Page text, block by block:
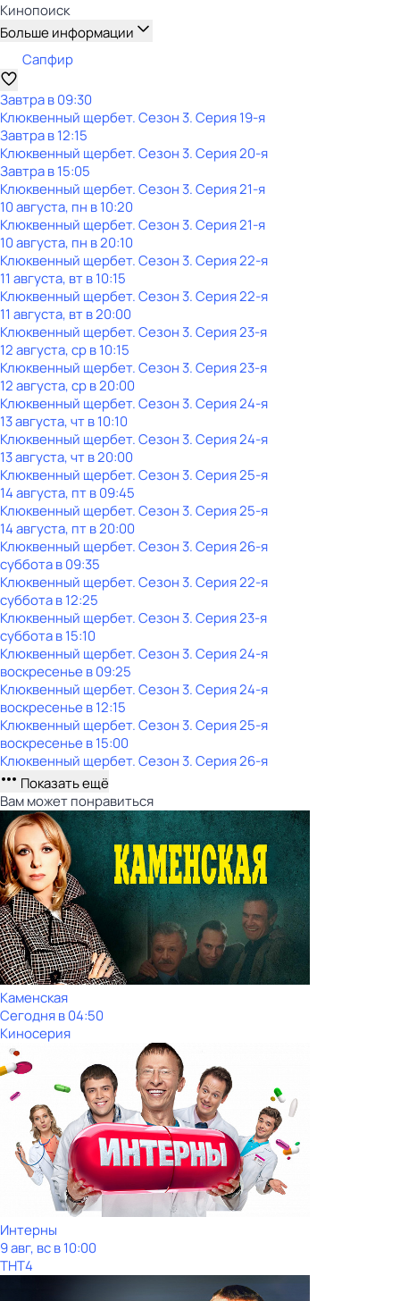
Кинопоиск
Больше информации
Сапфир
Завтра в 09:30
Клюквенный щербет. Сезон 3. Серия 19-я
Завтра в 12:15
Клюквенный щербет. Сезон 3. Серия 20-я
Завтра в 15:05
Клюквенный щербет. Сезон 3. Серия 21-я
10 августа, пн в 10:20
Клюквенный щербет. Сезон 3. Серия 21-я
10 августа, пн в 20:10
Клюквенный щербет. Сезон 3. Серия 22-я
11 августа, вт в 10:15
Клюквенный щербет. Сезон 3. Серия 22-я
11 августа, вт в 20:00
Клюквенный щербет. Сезон 3. Серия 23-я
12 августа, ср в 10:15
Клюквенный щербет. Сезон 3. Серия 23-я
12 августа, ср в 20:00
Клюквенный щербет. Сезон 3. Серия 24-я
13 августа, чт в 10:10
Клюквенный щербет. Сезон 3. Серия 24-я
13 августа, чт в 20:00
Клюквенный щербет. Сезон 3. Серия 25-я
14 августа, пт в 09:45
Клюквенный щербет. Сезон 3. Серия 25-я
14 августа, пт в 20:00
Клюквенный щербет. Сезон 3. Серия 26-я
субботав09:35
Клюквенный щербет. Сезон 3. Серия 22-я
субботав12:25
Клюквенный щербет. Сезон 3. Серия 23-я
субботав15:10
Клюквенный щербет. Сезон 3. Серия 24-я
воскресенье в09:25
Клюквенный щербет. Сезон 3. Серия 24-я
воскресенье в12:15
Клюквенный щербет. Сезон 3. Серия 25-я
воскресенье в15:00
Клюквенный щербет. Сезон 3. Серия 26-я
Показать ещё
Вам может понравиться
Каменская
Сегодня в 04:50
Киносерия
Интерны
9 авг, вс в 10:00
ТНТ4